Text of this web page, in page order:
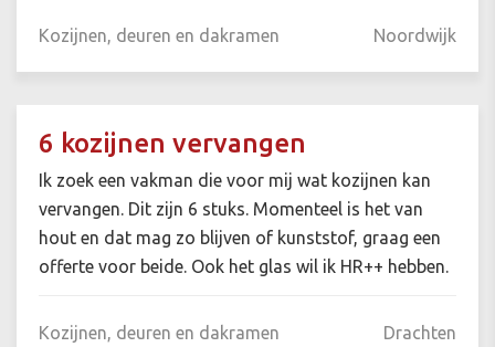
Kozijnen, deuren en dakramen Noordwijk
6 kozijnen vervangen
Ik zoek een vakman die voor mij wat kozijnen kan
vervangen. Dit zijn 6 stuks. Momenteel is het van
hout en dat mag zo blijven of kunststof, graag een
offerte voor beide. Ook het glas wil ik HR++ hebben.
Kozijnen, deuren en dakramen Drachten